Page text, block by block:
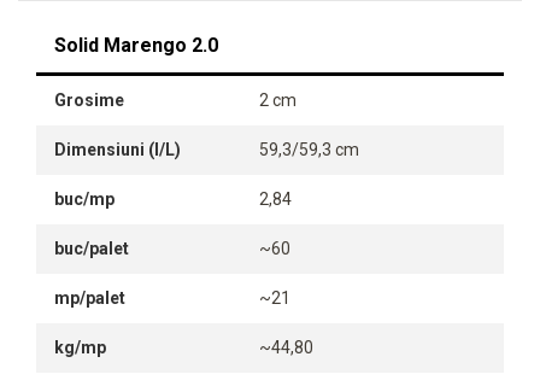
Solid Marengo 2.0
Grosime 2 cm
Dimensiuni (l/L) 59,3/59,3 cm
buc/mp 2,84
buc/palet ~60
mp/palet ~21
kg/mp ~44,80